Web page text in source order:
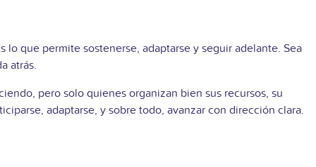
que permite sostenerse, adaptarse y seguir adelante. Sea
atrás.
pero solo quienes organizan bien sus recursos, su
adaptarse, y sobre todo, avanzar con dirección clara.